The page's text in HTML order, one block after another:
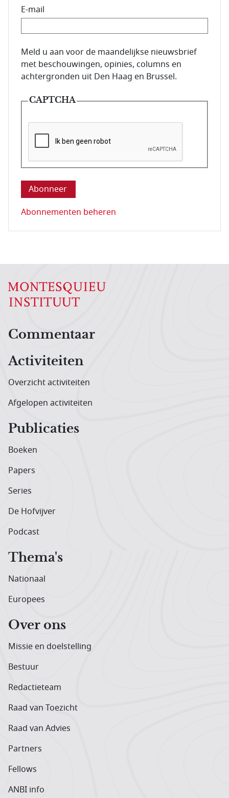
E-mail
E-mailadres van de abonnee.
Meld u aan voor de maandelijkse nieuwsbrief
met beschouwingen, opinies, columns en
achtergronden uit Den Haag en Brussel.
CAPTCHA
Deze vraag is om te controleren dat u een mens
Abonnementen beheren
Hoofdnavigatiemenu
Commentaar
Activiteiten
Overzicht activiteiten
Afgelopen activiteiten
Publicaties
Boeken
Papers
Series
De Hofvijver
Podcast
Thema's
Nationaal
Europees
Over ons
Missie en doelstelling
Bestuur
Redactieteam
Raad van Toezicht
Raad van Advies
Partners
Fellows
ANBI info